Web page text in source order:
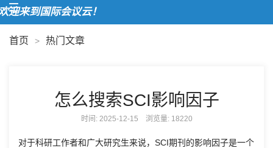
来到国际会议云！
首页 > 热门文章
怎么搜索SCI影响因子
时间: 2025-12-15 浏览量: 18220
对于科研工作者和广大研究生来说，SCI期刊的影响因子是一个